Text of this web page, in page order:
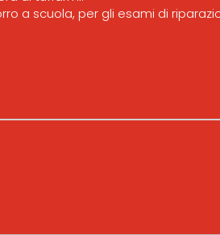
a scuola, per gli esami di